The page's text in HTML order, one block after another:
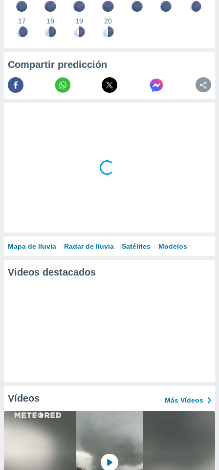
17 18 19 20
Compartir predicción
Mapa de lluvia Radar de lluvia Satélites Modelos
Videos destacados
Vídeos Más Vídeos